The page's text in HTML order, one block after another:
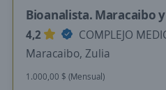
Bioanalista. Maracaibo
4,2
COMPLEJO
Maracaibo, Zulia
1.000,00 $ (Mensual)